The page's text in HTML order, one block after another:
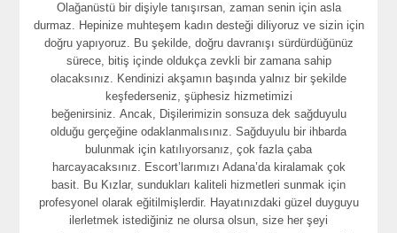
Olağanüstü bir dişiyle tanışırsan, zaman senin için asla
durmaz. Hepinize muhteşem kadın desteği diliyoruz ve sizin için
doğru yapıyoruz. Bu şekilde, doğru davranışı sürdürdüğünüz
sürece, bitiş içinde oldukça zevkli bir zamana sahip
olacaksınız. Kendinizi akşamın başında yalnız bir şekilde
keşfederseniz, şüphesiz hizmetimizi
beğenirsiniz. Ancak, Dişilerimizin sonsuza dek sağduyulu
olduğu gerçeğine odaklanmalısınız. Sağduyulu bir ihbarda
bulunmak için katılıyorsanız, çok fazla çaba
harcayacaksınız. Escort’larımızı Adana’da kiralamak çok
basit. Bu Kızlar, sundukları kaliteli hizmetleri sunmak için
profesyonel olarak eğitilmişlerdir. Hayatınızdaki güzel duyguyu
ilerletmek istediğiniz ne olursa olsun, size her şeyi